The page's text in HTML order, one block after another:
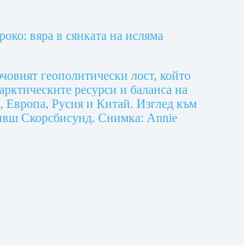
вяра в сянката на исляма